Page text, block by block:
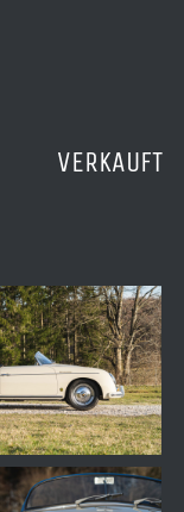
VERKAUFT